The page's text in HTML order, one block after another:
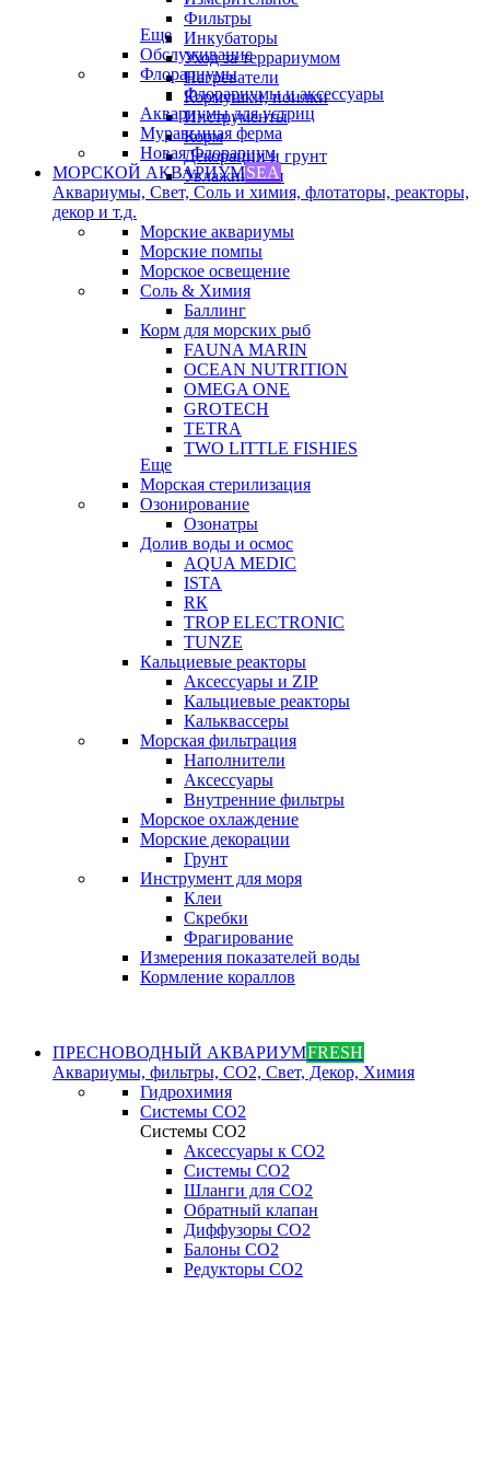
Фильтры
Инкубаторы
Уход за террариумом
Нагреватели
Кормушки, поилки
Инструменты
Корм
Декорации и грунт
Увлажнители
Еще
Обслуживание
Флорариумы
Флорариумы и аксессуары
Аквариумы для устриц
Муравьиная ферма
Новая Флорариум
МОРСКОЙ АКВАРИУМSEA
Аквариумы, Свет, Соль и химия, флотаторы, реакторы,
декор и т.д.
Морские аквариумы
Морские помпы
Морское освещение
Соль & Химия
Баллинг
Корм для морских рыб
FAUNA MARIN
OCEAN NUTRITION
OMEGA ONE
GROTECH
TETRA
TWO LITTLE FISHIES
Еще
Морская стерилизация
Озонирование
Озонатры
Долив воды и осмос
AQUA MEDIC
ISTA
RК
TROP ELECTRONIC
TUNZE
Кальциевые реакторы
Аксессуары и ZIP
Кальциевые реакторы
Кальквассеры
Морская фильтрация
Наполнители
Аксессуары
Внутренние фильтры
Морское охлаждение
Морские декорации
Грунт
Инструмент для моря
Клеи
Скребки
Фрагирование
Измерения показателей воды
Кормление кораллов
ПРЕСНОВОДНЫЙ АКВАРИУМFRESH
Аквариумы, фильтры, СО2, Свет, Декор, Химия
Гидрохимия
Системы СО2
Системы СО2
Аксессуары к СО2
Системы СО2
Шланги для CO2
Обратный клапан
Диффузоры СO2
Балоны CO2
Редукторы CO2